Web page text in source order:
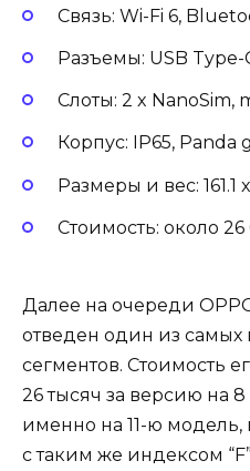
Связь: Wi-Fi 6,
Разъемы: USB Type-
Слоты: 2 x NanoSim,
Корпус: IP65, Panda
Размеры и вес: 161.1
Стоимость: около
Далее на очереди
отведен один из самых
сегментов. Стоимость
26 тысяч за версию на
именно на 11-ю модель,
с таким же индексом